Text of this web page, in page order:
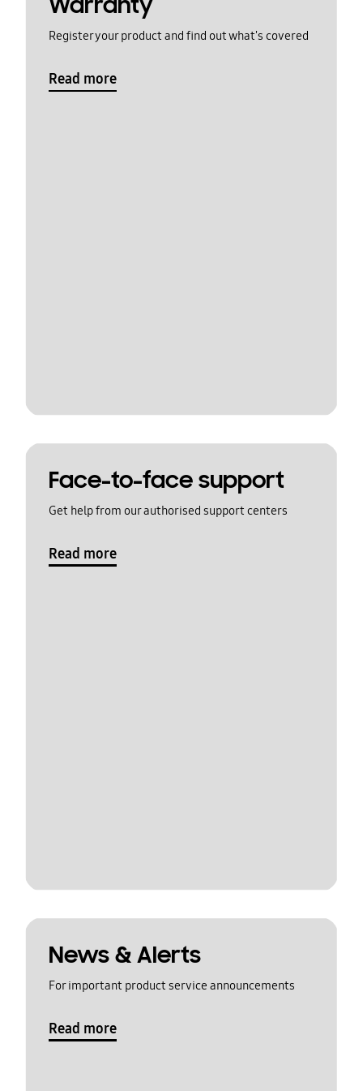
Register your product and find out what's covered
Read more
Face-to-face support
Get help from our authorised support centers
Read more
News & Alerts
For important product service announcements
Read more